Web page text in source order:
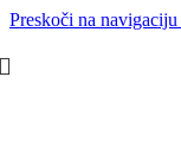
Preskoči na navigaciju